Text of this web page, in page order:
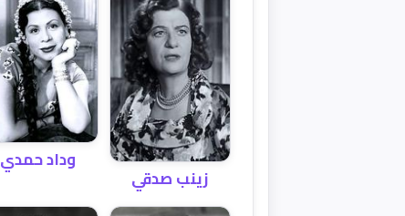
زينب صدقي
وداد حمدي